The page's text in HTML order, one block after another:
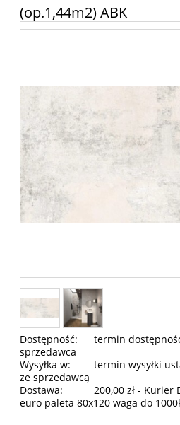
(op.1,44m2) ABK
Dostępność:
termin
sprzedawca
Wysyłka w:
termin wysyłki
ze sprzedawcą
Dostawa:
200,00 zł - Kurier
euro paleta 80x120 waga do
Cena nie zawiera ewentualnych